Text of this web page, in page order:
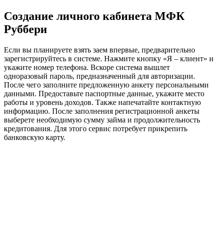
Создание личного кабинета МФК
Руббери
Если вы планируете взять заем впервые, предварительно
зарегистрируйтесь в системе. Нажмите кнопку «Я – клиент» и
укажите номер телефона. Вскоре система вышлет
одноразовый пароль, предназначенный для авторизации.
После чего заполните предложенную анкету персональными
данными. Предоставьте паспортные данные, укажите место
работы и уровень доходов. Также напечатайте контактную
информацию. После заполнения регистрационной анкеты
выберете необходимую сумму займа и продолжительность
кредитования. Для этого сервис потребует прикрепить
банковскую карту.